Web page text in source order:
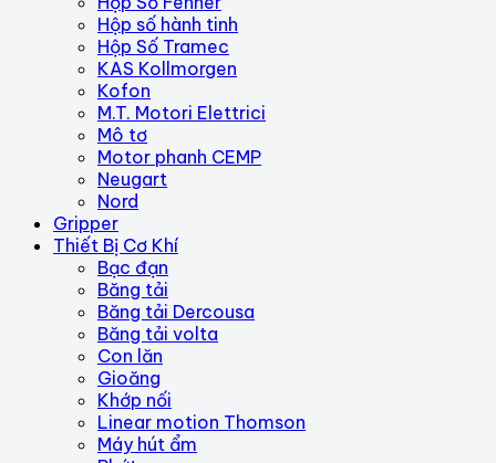
Hộp số hành tinh
Hộp Số Tramec
KAS Kollmorgen
Kofon
M.T. Motori Elettrici
Mô tơ
Motor phanh CEMP
Neugart
Nord
Gripper
Thiết Bị Cơ Khí
Bạc đạn
Băng tải
Băng tải Dercousa
Băng tải volta
Con lăn
Gioăng
Khớp nối
Linear motion Thomson
Máy hút ẩm